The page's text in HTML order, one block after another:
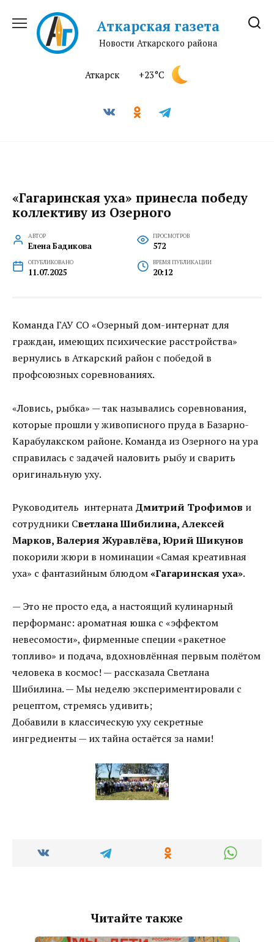
содержанию
Аткарская газета
Новости Аткарского района
Аткарск +23°C
«Гагаринская уха» принесла победу
коллективу из Озерного
АВТОР
Елена Бадикова
ПРОСМОТРОВ
572
ОПУБЛИКОВАНО
11.07.2025
ВРЕМЯ ПУБЛИКАЦИИ
20:12
Команда ГАУ СО «Озерный дом-интернат для
граждан, имеющих психические расстройства»
вернулись в Аткарский район с победой в
профсоюзных соревнованиях.
«Ловись, рыбка» — так назывались соревнования,
которые прошли у живописного пруда в Базарно-
Карабулакском районе. Команда из Озерного на ура
справилась с задачей наловить рыбу и сварить
оригинальную уху.
Руководитель интерната Дмитрий Трофимов и
сотрудники Светлана Шибилина, Алексей
Марков, Валерия Журавлёва, Юрий Шикунов
покорили жюри в номинации «Самая креативная
уха» с фантазийным блюдом«Гагаринская уха».
— Это не просто еда, а настоящий кулинарный
перформанс: ароматная юшка с «эффектом
невесомости», фирменные специи «ракетное
топливо» и подача, вдохновлённая первым полётом
человека в космос! — рассказала Светлана
Шибилина. — Мы неделю экспериментировали с
рецептом, стремясь удивить;
Добавили в классическую уху секретные
ингредиенты — их тайна остаётся за нами!
Читайте также